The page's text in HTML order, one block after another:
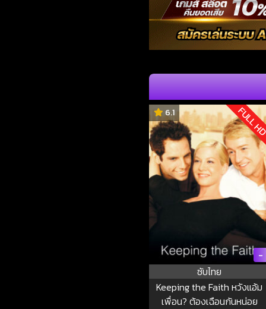
6.1 FULL
-
ซับไทย
Keeping the Faith หวังแอ้ม
เพื่อน? ต้องเฉือน​กันหน่อย